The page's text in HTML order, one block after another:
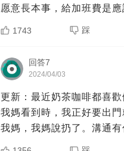
愿意長本事，給加班費是
1743 踩
回答7
2024/04/03
更新：最近奶茶咖啡都喜
我媽看到時，我正好要出
我媽，我媽說扔了。溝通